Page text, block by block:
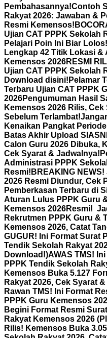
Pembahasannya!Contoh
Rakyat 2026: Jawaban &
Resmi Kemensos!
Ujian CAT PPPK Sekolah
Pelajari Poin Ini Biar Lolos!
Lengkap 42 Titik Lokasi &
Kemensos 2026RESMI
Ujian CAT PPPK Sekolah
Download disini! Pelamar
Terbaru Ujian CAT PPPK
2026Pengumuman Hasil
Kemensos 2026 Rilis,
Sebelum Terlambat!
Kenaikan Pangkat
Batas Akhir Upload SIASN
Calon Guru 2026 Dibuka,
Cek Syarat & Jadwalnya!
Administrasi PPPK
Resmi! BREAKING
2026 Resmi Diundur, Cek
Pemberkasan Terbaru di
Aturan Lulus PPPK Guru
Kemensos 2026Resmi!
Rekrutmen PPPK Guru &
Kemensos 2026, Catat
GUGUR! Ini Format Surat
Tendik Sekolah Rakyat
Download!)AWAS TMS!
PPPK Tendik Sekolah
Kemensos Buka 5.127
Rakyat 2026, Cek Syarat
Rawan TMS! Ini Format
PPPK Guru Kemensos
Begini Format Resmi
Rakyat Kemensos 2026
Rilis! Kemensos Buka